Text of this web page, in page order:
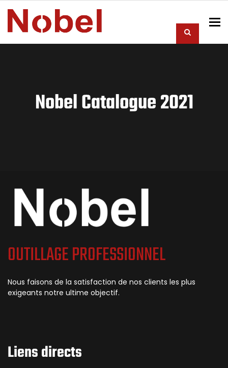
Nobel Catalogue 2021
OUTILLAGE PROFESSIONNEL
Nous faisons de la satisfaction de nos clients les plus
exigeants notre ultime objectif.
Liens directs